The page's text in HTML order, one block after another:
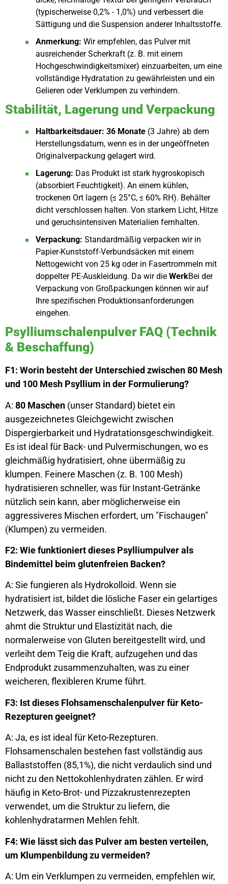
(typischerweise 0,2% - 1,0%) und verbessert die
Sättigung und die Suspension anderer Inhaltsstoffe.
Anmerkung: Wir empfehlen, das Pulver mit
ausreichender Scherkraft (z. B. mit einem
Hochgeschwindigkeitsmixer) einzuarbeiten, um eine
vollständige Hydratation zu gewährleisten und ein
Gelieren oder Verklumpen zu verhindern.
Stabilität, Lagerung und Verpackung
Haltbarkeitsdauer: 36 Monate (3 Jahre) ab dem
Herstellungsdatum, wenn es in der ungeöffneten
Originalverpackung gelagert wird.
Lagerung: Das Produkt ist stark hygroskopisch
(absorbiert Feuchtigkeit). An einem kühlen,
trockenen Ort lagern (≤ 25°C, ≤ 60% RH). Behälter
dicht verschlossen halten. Von starkem Licht, Hitze
und geruchsintensiven Materialien fernhalten.
Verpackung: Standardmäßig verpacken wir in
Papier-Kunststoff-Verbundsäcken mit einem
Nettogewicht von 25 kg oder in Fasertrommeln mit
doppelter PE-Auskleidung. Da wir die WerkBei der
Verpackung von Großpackungen können wir auf
Ihre spezifischen Produktionsanforderungen
eingehen.
Psylliumschalenpulver FAQ (Technik
& Beschaffung)
F1: Worin besteht der Unterschied zwischen 80 Mesh
und 100 Mesh Psyllium in der Formulierung?
A: 80 Maschen (unser Standard) bietet ein
ausgezeichnetes Gleichgewicht zwischen
Dispergierbarkeit und Hydratationsgeschwindigkeit.
Es ist ideal für Back- und Pulvermischungen, wo es
gleichmäßig hydratisiert, ohne übermäßig zu
klumpen. Feinere Maschen (z. B. 100 Mesh)
hydratisieren schneller, was für Instant-Getränke
nützlich sein kann, aber möglicherweise ein
aggressiveres Mischen erfordert, um "Fischaugen"
(Klumpen) zu vermeiden.
F2: Wie funktioniert dieses Psylliumpulver als
Bindemittel beim glutenfreien Backen?
A: Sie fungieren als Hydrokolloid. Wenn sie
hydratisiert ist, bildet die lösliche Faser ein gelartiges
Netzwerk, das Wasser einschließt. Dieses Netzwerk
ahmt die Struktur und Elastizität nach, die
normalerweise von Gluten bereitgestellt wird, und
verleiht dem Teig die Kraft, aufzugehen und das
Endprodukt zusammenzuhalten, was zu einer
weicheren, flexibleren Krume führt.
F3: Ist dieses Flohsamenschalenpulver für Keto-
Rezepturen geeignet?
A: Ja, es ist ideal für Keto-Rezepturen.
Flohsamenschalen bestehen fast vollständig aus
Ballaststoffen (85,1%), die nicht verdaulich sind und
nicht zu den Nettokohlenhydraten zählen. Er wird
häufig in Keto-Brot- und Pizzakrustenrezepten
verwendet, um die Struktur zu liefern, die
kohlenhydratarmen Mehlen fehlt.
F4: Wie lässt sich das Pulver am besten verteilen,
um Klumpenbildung zu vermeiden?
A: Um ein Verklumpen zu vermeiden, empfehlen wir,